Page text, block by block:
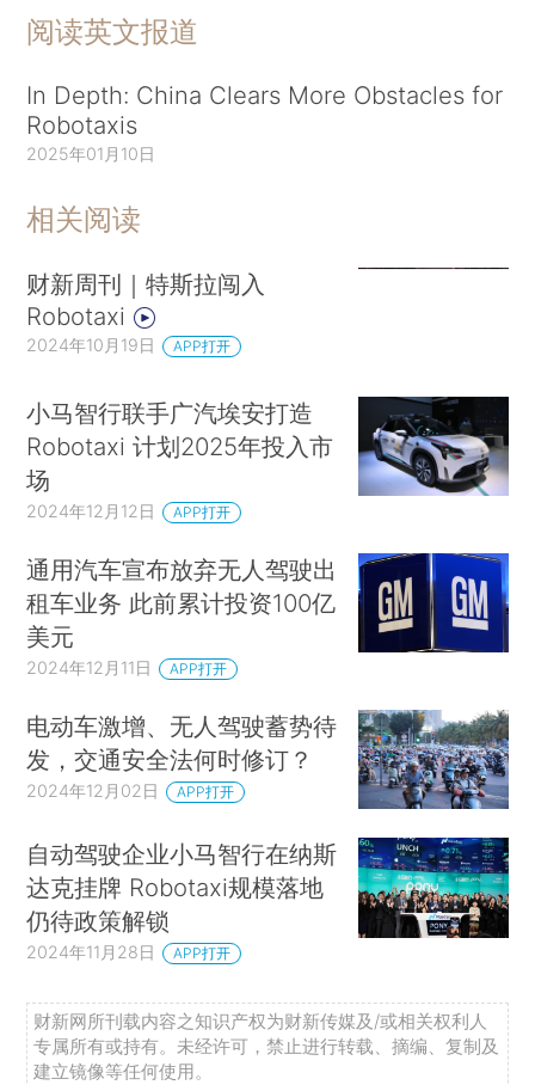
阅读英文报道
In Depth: China Clears More Obstacles for
Robotaxis
2025年01月10日
相关阅读
财新周刊｜特斯拉闯入
Robotaxi
2024年10月19日 APP打开
小马智行联手广汽埃安打造
Robotaxi 计划2025年投入市
场
2024年12月12日 APP打开
通用汽车宣布放弃无人驾驶出
租车业务 此前累计投资100亿
美元
2024年12月11日 APP打开
电动车激增、无人驾驶蓄势待
发，交通安全法何时修订？
2024年12月02日 APP打开
自动驾驶企业小马智行在纳斯
达克挂牌 Robotaxi规模落地
仍待政策解锁
2024年11月28日 APP打开
财新网所刊载内容之知识产权为财新传媒及/或相关权利人
专属所有或持有。未经许可，禁止进行转载、摘编、复制及
建立镜像等任何使用。